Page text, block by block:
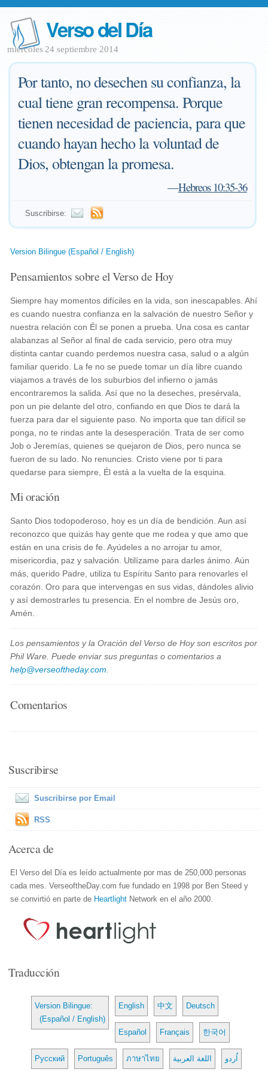
Verso del Día
miércoles 24 septiembre 2014
Por tanto, no desechen su confianza, la
cual tiene gran recompensa. Porque
tienen necesidad de paciencia, para que
cuando hayan hecho la voluntad de
Dios, obtengan la promesa.
—Hebreos 10:35-36
Suscribirse:
Version Bilingue (Español / English)
Pensamientos sobre el Verso de Hoy
Siempre hay momentos difíciles en la vida, son inescapables. Ahí
es cuando nuestra confianza en la salvación de nuestro Señor y
nuestra relación con Él se ponen a prueba. Una cosa es cantar
alabanzas al Señor al final de cada servicio, pero otra muy
distinta cantar cuando perdemos nuestra casa, salud o a algún
familiar querido. La fe no se puede tomar un día libre cuando
viajamos a través de los suburbios del infierno o jamás
encontraremos la salida. Así que no la deseches, presérvala,
pon un pie delante del otro, confiando en que Dios te dará la
fuerza para dar el siguiente paso. No importa que tan difícil se
ponga, no te rindas ante la desesperación. Trata de ser como
Job o Jeremías, quienes se quejaron de Dios, pero nunca se
fueron de su lado. No renuncies. Cristo viene por ti para
quedarse para siempre, Él está a la vuelta de la esquina.
Mi oración
Santo Dios todopoderoso, hoy es un día de bendición. Aun así
reconozco que quizás hay gente que me rodea y que amo que
están en una crisis de fe. Ayúdeles a no arrojar tu amor,
misericordia, paz y salvación. Utilízame para darles ánimo. Aún
más, querido Padre, utiliza tu Espíritu Santo para renovarles el
corazón. Oro para que intervengas en sus vidas, dándoles alivio
y así demostrarles tu presencia. En el nombre de Jesús oro,
Amén.
Los pensamientos y la Oración del Verso de Hoy son escritos por
Phil Ware. Puede enviar sus preguntas o comentarios a
help@verseoftheday.com
Comentarios
Suscribirse
Suscribirse por Email
RSS
Acerca de
El Verso del Día es leído actualmente por mas de 250,000 personas
cada mes. VerseoftheDay.com fue fundado en 1998 por Ben Steed y
se convirtió en parte de Heartlight Network en el año 2000.
Traducción
Version Bilingue:
(Español / English)
English 中文 Deutsch
Español Français 한국어
Русский Português ภาษาไทย اللغة العربية اُردو